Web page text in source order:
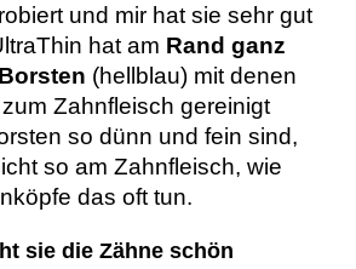
und mir hat sie sehr gut
hat am Rand ganz
(hellblau) mit denen
Zahnfleisch gereinigt
so dünn und fein sind,
so am Zahnfleisch, wie
das oft tun.
sie die Zähne schön